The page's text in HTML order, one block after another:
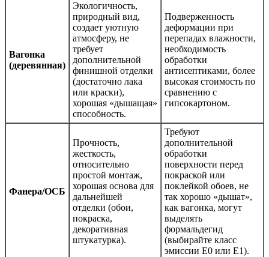
Вагонка
(деревянная)
Экологичность,
природный вид,
создает уютную
атмосферу, не
требует
дополнительной
финишной отделки
(достаточно лака
или краски),
хорошая «дышащая»
способность.
Подверженность
деформации при
перепадах влажности,
необходимость
обработки
антисептиками, более
высокая стоимость по
сравнению с
гипсокартоном.
Фанера/ОСБ
Прочность,
жесткость,
относительно
простой монтаж,
хорошая основа для
дальнейшей
отделки (обои,
покраска,
декоративная
штукатурка).
Требуют
дополнительной
обработки
поверхности перед
покраской или
поклейкой обоев, не
так хорошо «дышат»,
как вагонка, могут
выделять
формальдегид
(выбирайте класс
эмиссии Е0 или Е1).